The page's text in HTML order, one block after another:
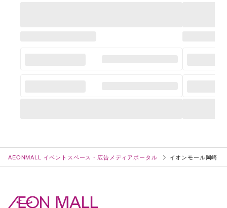
AEONMALL イベントスペース・広告メディアポータル イオンモール岡崎